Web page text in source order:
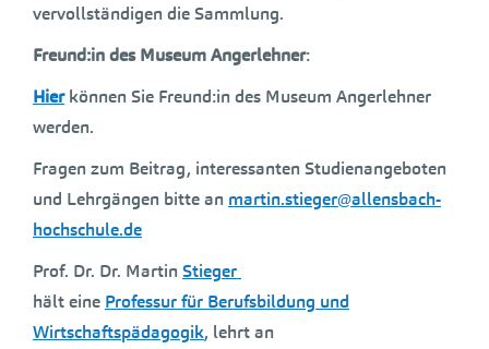
vervollständigen die Sammlung.
Freund:in des Museum Angerlehner:
Hierkönnen Sie Freund:in des Museum Angerlehner
werden.
Fragen zum Beitrag, interessanten Studienangeboten
und Lehrgängen bitte an martin.stieger@allensbach-
hochschule.de
Prof. Dr. Dr. Martin Stieger
hält eine Professur für Berufsbildung und
Wirtschaftspädagogik, lehrt an